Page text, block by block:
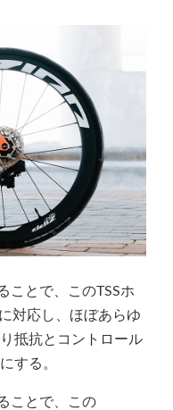
ことで、このTSSホ
対応し、ほぼあらゆ
抵抗とコントロール
する。
ことで、この